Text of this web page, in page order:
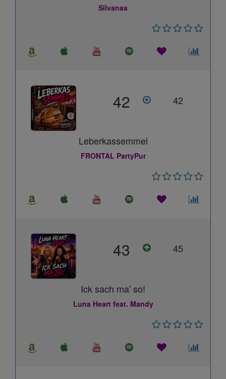
Silvanas
42 42
Leberkassemmel
FRONTAL PartyPur
43 45
Ick sach ma' so!
Luna Heart feat. Mandy